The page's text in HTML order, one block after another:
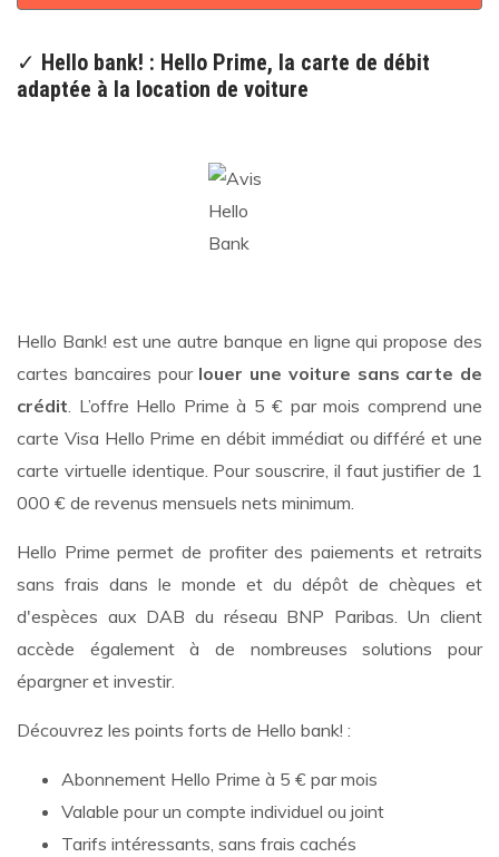
✓ Hello bank! : Hello Prime, la carte de débit
adaptée à la location de voiture
Hello Bank! est une autre banque en ligne qui propose des
cartes bancaires pour louer une voiture sans carte de
crédit. L’offre Hello Prime à 5 € par mois comprend une
carte Visa Hello Prime en débit immédiat ou différé et une
carte virtuelle identique. Pour souscrire, il faut justifier de 1
000 € de revenus mensuels nets minimum.
Hello Prime permet de profiter des paiements et retraits
sans frais dans le monde et du dépôt de chèques et
d'espèces aux DAB du réseau BNP Paribas. Un client
accède également à de nombreuses solutions pour
épargner et investir.
Découvrez les points forts de Hello bank! :
Abonnement Hello Prime à 5 € par mois
Valable pour un compte individuel ou joint
Tarifs intéressants, sans frais cachés